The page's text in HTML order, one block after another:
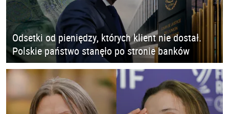
Odsetki od pieniędzy, których klient nie dostał.
Polskie państwo stanęło po stronie banków